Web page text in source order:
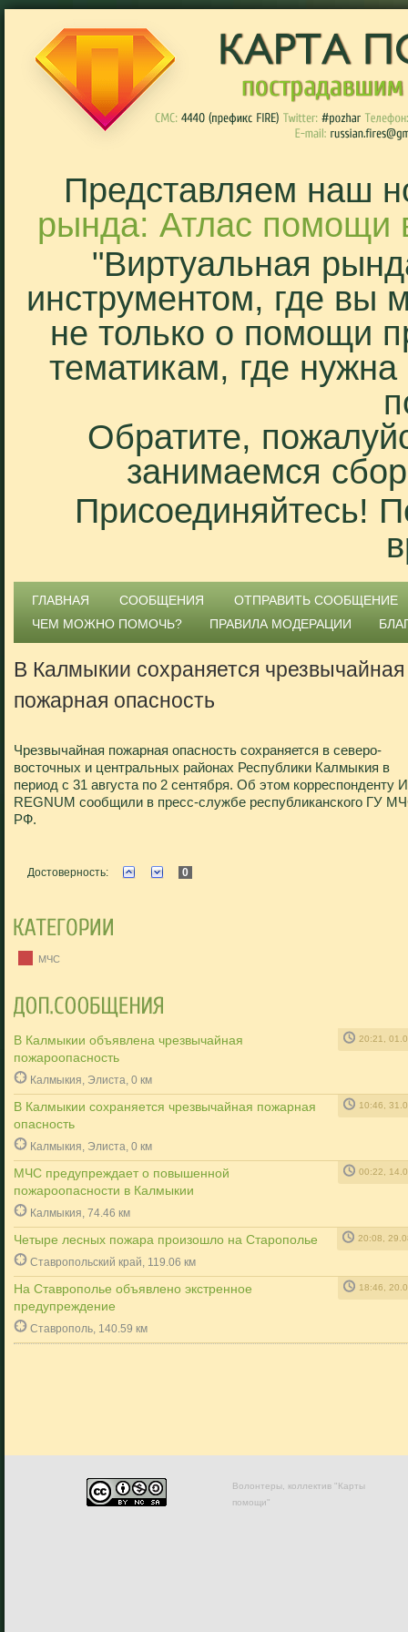
Представляем наш
рында: Атлас помощи
"Виртуальная
инструментом, где вы
не только о помощи
тематикам, где
Обратите,
занимаемся
Присоединяйтесь!
ГЛАВНАЯ СООБЩЕНИЯ
ОТПРАВИТЬ СООБЩЕНИЕ
ЧЕМ МОЖНО ПОМОЧЬ?
ПРАВИЛА МОДЕРАЦИИ
В Калмыкии сохраняется чрезвычайная
пожарная опасность
Чрезвычайная пожарная опасность сохраняется в северо-
восточных и центральных районах Республики Калмыкия в
период с 31 августа по 2 сентября. Об этом корреспонденту
REGNUM сообщили в пресс-службе республиканского ГУ
РФ.
Достоверность: 0
МЧС
В Калмыкии объявлена чрезвычайная
пожароопасность
20:21,
Калмыкия, Элиста, 0 км
В Калмыкии сохраняется чрезвычайная пожарная
опасность
10:46,
Калмыкия, Элиста, 0 км
МЧС предупреждает о повышенной
пожароопасности в Калмыкии
00:22,
Калмыкия, 74.46 км
Четыре лесных пожара произошло на Старополье 20:08,
Ставропольский край, 119.06 км
На Ставрополье объявлено экстренное
предупреждение
18:46,
Ставрополь, 140.59 км
Волонтеры, коллектив "Карты
помощи"